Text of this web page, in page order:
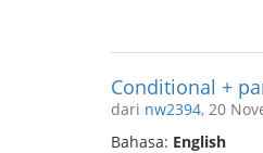
Conditional +
dari nw2394, 20
Bahasa: English